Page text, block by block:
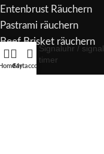
Entenbrust Räuchern
Pastrami räuchern
Beef Brisket räuchern
Cart
My account
Signaluhr / signal
timer